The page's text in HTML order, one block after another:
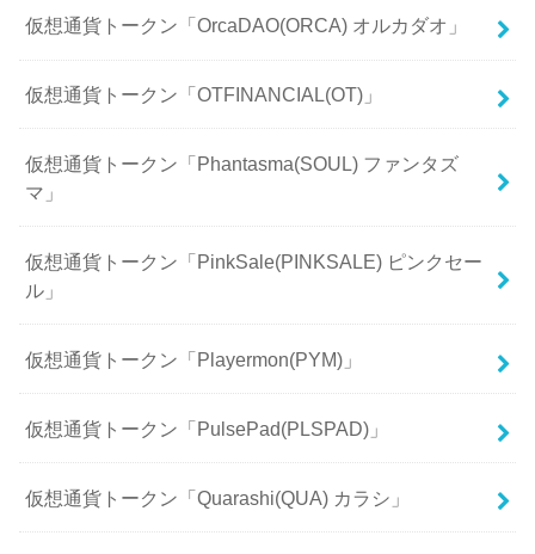
仮想通貨トークン「OrcaDAO(ORCA) オルカダオ」
仮想通貨トークン「OTFINANCIAL(OT)」
仮想通貨トークン「Phantasma(SOUL) ファンタズ
マ」
仮想通貨トークン「PinkSale(PINKSALE) ピンクセー
ル」
仮想通貨トークン「Playermon(PYM)」
仮想通貨トークン「PulsePad(PLSPAD)」
仮想通貨トークン「Quarashi(QUA) カラシ」